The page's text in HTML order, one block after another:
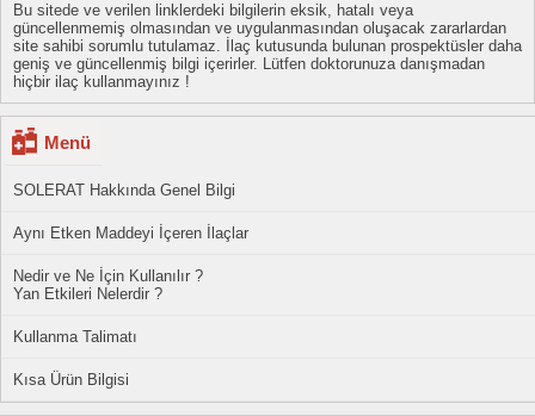
Bu sitede ve verilen linklerdeki bilgilerin eksik, hatalı veya
güncellenmemiş olmasından ve uygulanmasından oluşacak zararlardan
site sahibi sorumlu tutulamaz. İlaç kutusunda bulunan prospektüsler daha
geniş ve güncellenmiş bilgi içerirler. Lütfen doktorunuza danışmadan
hiçbir ilaç kullanmayınız !
Menü
SOLERAT Hakkında Genel Bilgi
Aynı Etken Maddeyi İçeren İlaçlar
Nedir ve Ne İçin Kullanılır ?
Yan Etkileri Nelerdir ?
Kullanma Talimatı
Kısa Ürün Bilgisi